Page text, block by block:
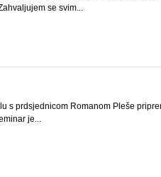
se svim...
s prdsjednicom Romanom Pleše
je...